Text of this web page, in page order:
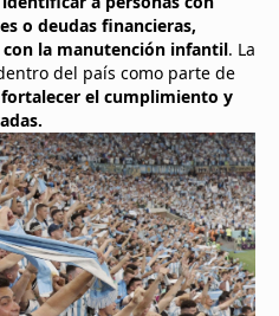
o deudas financieras,
la manutención infantil. La
del país como parte de
fortalecer el cumplimiento y